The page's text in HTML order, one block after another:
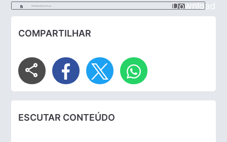
PORTARIA_61_DE_2025.pdf Download
COMPARTILHAR
share
ESCUTAR CONTEÚDO